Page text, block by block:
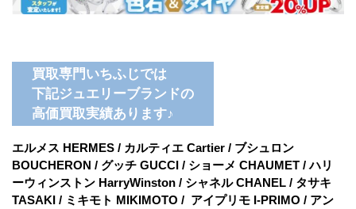
買取専門いちふじでは
下記ジュエリーブランドの
高価買取実績あります♪
エルメス HERMES / カルティエ Cartier / ブシュロン
BOUCHERON / グッチ GUCCI / ショーメ CHAUMET / ハリ
ーウィンストン HarryWinston / シャネル CHANEL / タサキ
TASAKI / ミキモト MIKIMOTO / アイプリモ I-PRIMO / アン